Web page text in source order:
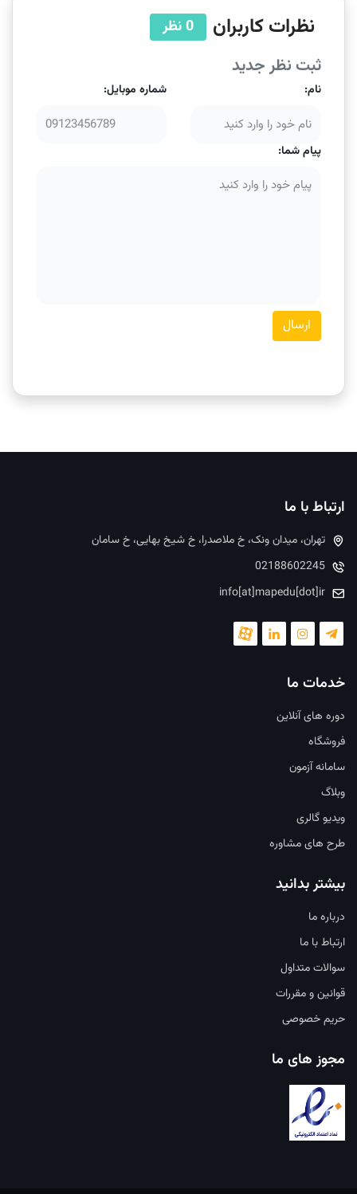
نظرات کاربران 0 نظر
ثبت نظر جدید
نام: شماره موبایل:
پیام شما:
ارسال
ارتباط با ما
تهران، میدان ونک، خ ملاصدرا، خ شیخ بهایی، خ سامان
02188602245
info[at]mapedu[dot]ir
خدمات ما
دوره های آنلاین
فروشگاه
سامانه آزمون
وبلاگ
ویدیو گالری
طرح های مشاوره
بیشتر بدانید
درباره ما
ارتباط با ما
سوالات متداول
قوانین و مقررات
حریم خصوصی
مجوز های ما